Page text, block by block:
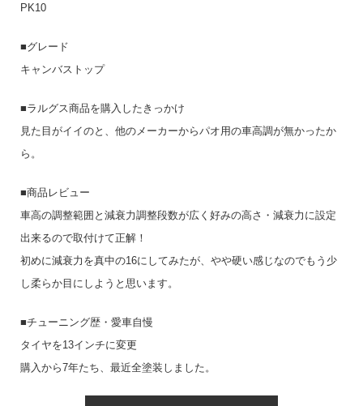
PK10
■グレード
キャンバストップ
■ラルグス商品を購入したきっかけ
見た目がイイのと、他のメーカーからパオ用の車高調が無かったか
ら。
■商品レビュー
車高の調整範囲と減衰力調整段数が広く好みの高さ・減衰力に設定
出来るので取付けて正解！
初めに減衰力を真中の16にしてみたが、やや硬い感じなのでもう少
し柔らか目にしようと思います。
■チューニング歴・愛車自慢
タイヤを13インチに変更
購入から7年たち、最近全塗装しました。